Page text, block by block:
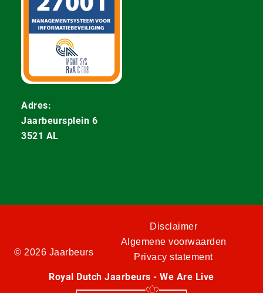
Adres:
Jaarbeursplein 6
3521 AL
© 2026 Jaarbeurs
Disclaimer
Algemene voorwaarden
Privacy statement
Royal Dutch Jaarbeurs - We Are Live